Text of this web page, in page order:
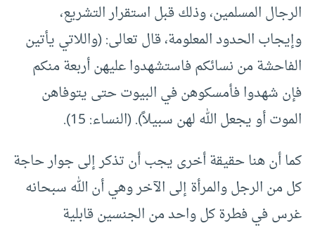
الرجال المسلمين، وذلك قبل استقرار التشريع،
وإيجاب الحدود المعلومة، قال تعالى: (واللاتي يأتين
الفاحشة من نسائكم فاستشهدوا عليهن أربعة منكم
فإن شهدوا فأمسكوهن في البيوت حتى يتوفاهن
الموت أو يجعل الله لهن سبيلاً). (النساء: 15).
كما أن هنا حقيقة أخرى يجب أن تذكر إلى جوار حاجة
كل من الرجل والمرأة إلى الآخر وهي أن الله سبحانه
غرس في فطرة كل واحد من الجنسين قابلية